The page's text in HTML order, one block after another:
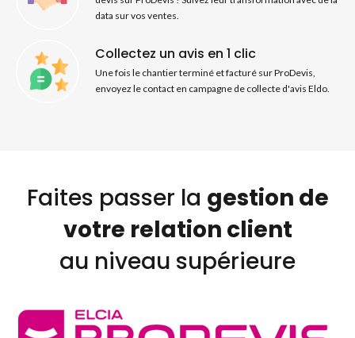
data sur vos ventes.
Collectez un avis en 1 clic
Une fois le chantier terminé et facturé sur ProDevis,
envoyez le contact en campagne de collecte d'avis Eldo.
Faites passer la gestion de
votre relation client
au niveau supérieure